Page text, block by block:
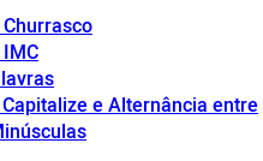
e Alternância entre